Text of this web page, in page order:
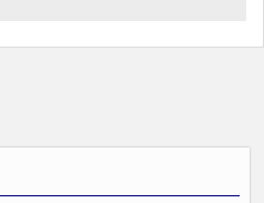
粉絲專頁或讀家官方